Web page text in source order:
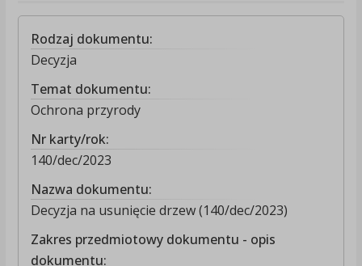
Rodzaj dokumentu:
Decyzja
Temat dokumentu:
Ochrona przyrody
Nr karty/rok:
140/dec/2023
Nazwa dokumentu:
Decyzja na usunięcie drzew (140/dec/2023)
Zakres przedmiotowy dokumentu - opis
dokumentu: